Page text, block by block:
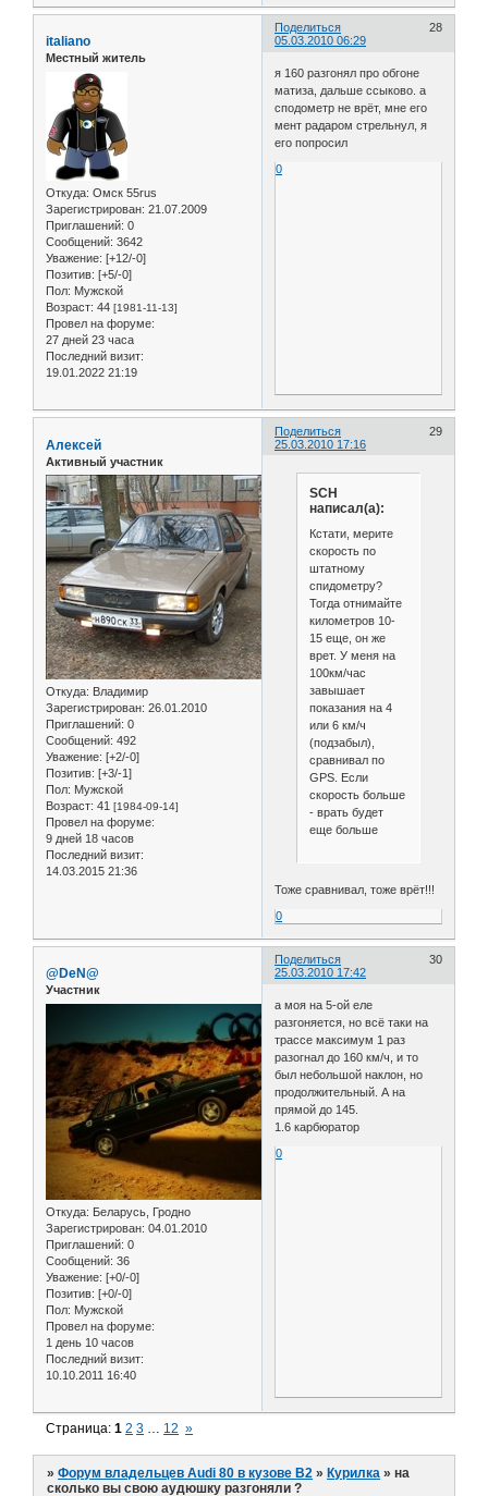
Поделиться
28
05.03.2010 06:29
italiano
Местный житель
Откуда: Омск 55rus
Зарегистрирован: 21.07.2009
Приглашений: 0
Сообщений: 3642
Уважение: [+12/-0]
Позитив: [+5/-0]
Пол: Мужской
Возраст: 44 [1981-11-13]
Провел на форуме:
27 дней 23 часа
Последний визит:
19.01.2022 21:19
я 160 разгонял про обгоне
матиза, дальше ссыково. а
сподометр не врёт, мне его
мент радаром стрельнул, я
его попросил
0
Поделиться
29
25.03.2010 17:16
Алексей
Активный участник
Откуда: Владимир
Зарегистрирован: 26.01.2010
Приглашений: 0
Сообщений: 492
Уважение: [+2/-0]
Позитив: [+3/-1]
Пол: Мужской
Возраст: 41 [1984-09-14]
Провел на форуме:
9 дней 18 часов
Последний визит:
14.03.2015 21:36
SCH
написал(а):
Кстати, мерите
скорость по
штатному
спидометру?
Тогда отнимайте
километров 10-
15 еще, он же
врет. У меня на
100км/час
завышает
показания на 4
или 6 км/ч
(подзабыл),
сравнивал по
GPS. Если
скорость больше
- врать будет
еще больше
Тоже сравнивал, тоже врёт!!!
0
Поделиться
30
25.03.2010 17:42
@DeN@
Участник
Откуда: Беларусь, Гродно
Зарегистрирован: 04.01.2010
Приглашений: 0
Сообщений: 36
Уважение: [+0/-0]
Позитив: [+0/-0]
Пол: Мужской
Провел на форуме:
1 день 10 часов
Последний визит:
10.10.2011 16:40
а моя на 5-ой еле
разгоняется, но всё таки на
трассе максимум 1 раз
разогнал до 160 км/ч, и то
был небольшой наклон, но
продолжительный. А на
прямой до 145.
1.6 карбюратор
0
Страница:1 2 3 12 »
»Форум владельцев Audi 80 в кузове В2 » Курилка »на
сколько вы свою аудюшку разгоняли ?